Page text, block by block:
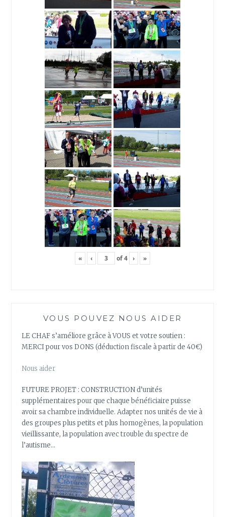
« ‹ of4 › »
VOUS POUVEZ NOUS AIDER
LE CHAF s’améliore grâce à VOUS et votre soutien :
MERCI pour vos DONS (déduction fiscale à partir de 40€)
Nous aider
FUTURE PROJET : CONSTRUCTION d’unités
supplémentaires pour que chaque bénéficiaire puisse
avoir sa chambre individuelle. Adapter nos unités de vie à
des groupes plus petits et plus homogènes, la population
vieillissante, la population avec trouble du spectre de
l’autisme…